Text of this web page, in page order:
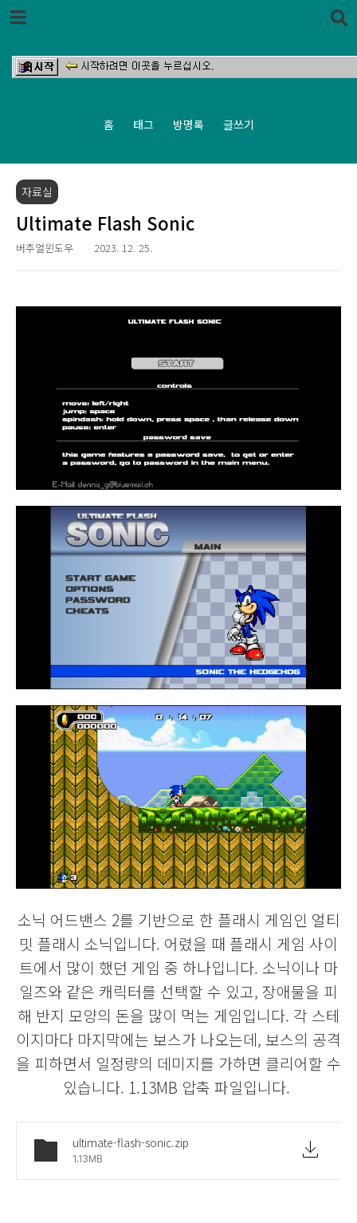
본문 바로가기
홈 태그 방명록 글쓰기
자료실
Ultimate Flash Sonic
버추얼윈도우 2023. 12. 25.
소닉 어드밴스 2를 기반으로 한 플래시 게임인 얼티
밋 플래시 소닉입니다. 어렸을 때 플래시 게임 사이
트에서 많이 했던 게임 중 하나입니다. 소닉이나 마
일즈와 같은 캐릭터를 선택할 수 있고, 장애물을 피
해 반지 모양의 돈을 많이 먹는 게임입니다. 각 스테
이지마다 마지막에는 보스가 나오는데, 보스의 공격
을 피하면서 일정량의 데미지를 가하면 클리어할 수
있습니다. 1.13MB 압축 파일입니다.
ultimate-flash-sonic.zip
1.13MB